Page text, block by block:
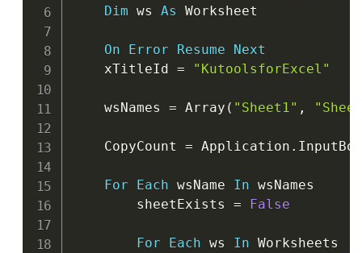
Dim ws As Worksheet
On Error Resume
Next
    xTitleId
= "KutoolsforExcel"
    wsNames
= Array ( "Sheet1" ,
    CopyCount
= Application . InputBox
For Each wsName In wsNames
        sheetExists
= False
For Each ws In Worksheets